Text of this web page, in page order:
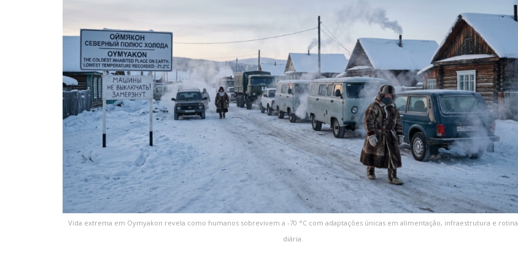
Vida extrema em Oymyakon revela como humanos sobrevivem a -70 °C com adaptações únicas em alimentação, infraestrutura e rotina
diária.